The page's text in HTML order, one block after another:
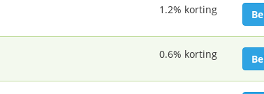
1.2% korting
0.6% korting